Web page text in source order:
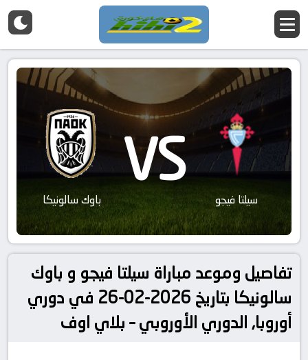
سيلتا فيجو VS باوك سالونيكا
تفاصيل وموعد مباراة سيلتا فيجو و باوك
سالونيكا بتاريخ 2026-02-26 في دوري
أوروبا, الدوري الأوروبي – بلاي اوف